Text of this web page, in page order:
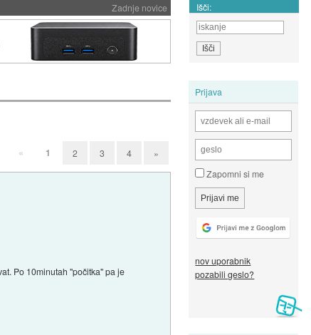
Zadnje novice Išči:
Prijava
Zapomni si me
nov uporabnik
pozabili geslo?
« 1 2 3 4 »
Po 10minutah "počitka" pa je